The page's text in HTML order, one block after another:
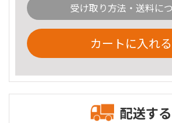
受け取り方法・送料に
カートに入れる
配送する